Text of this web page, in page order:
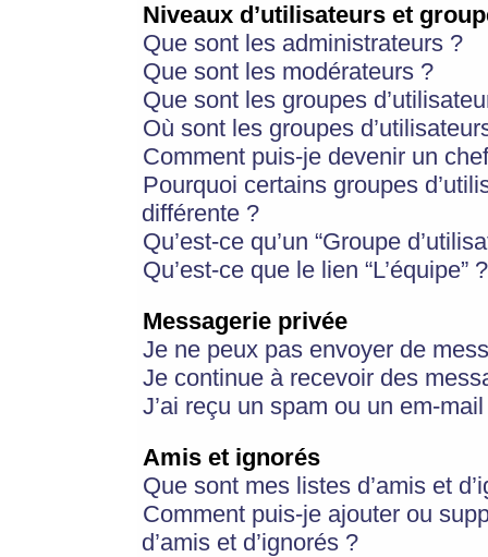
Niveaux d’utilisateurs et
Que sont les administrateurs ?
Que sont les modérateurs ?
Que sont les groupes
Où sont les groupes
Comment puis-je devenir un
Pourquoi certains groupes
différente ?
Qu’est-ce qu’un “Groupe
Qu’est-ce que le lien “L’équipe” ?
Messagerie privée
Je ne peux pas envoyer de
Je continue à recevoir des
J’ai reçu un spam ou un em-
Amis et ignorés
Que sont mes listes d’amis et
Comment puis-je ajouter ou
d’amis et d’ignorés ?